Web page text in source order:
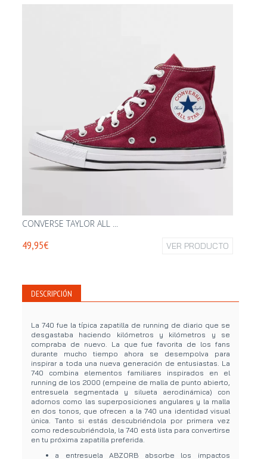
CONVERSE TAYLOR ALL ...
49,95€ VER PRODUCTO
DESCRIPCIÓN
La 740 fue la típica zapatilla de running de diario que se
desgastaba haciendo kilómetros y kilómetros y se
compraba de nuevo. La que fue favorita de los fans
durante mucho tiempo ahora se desempolva para
inspirar a toda una nueva generación de entusiastas. La
740 combina elementos familiares inspirados en el
running de los 2000 (empeine de malla de punto abierto,
entresuela segmentada y silueta aerodinámica) con
adornos como las superposiciones angulares y la malla
en dos tonos, que ofrecen a la 740 una identidad visual
única. Tanto si estás descubriéndola por primera vez
como redescubriéndola, la 740 está lista para convertirse
en tu próxima zapatilla preferida.
a entresuela ABZORB absorbe los impactos